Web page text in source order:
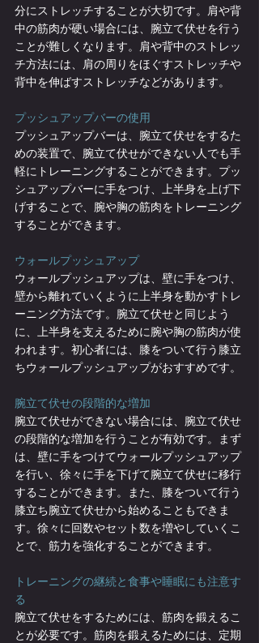
分にストレッチすることが大切です。肩や背
中の筋肉が硬い場合には、腕立て伏せを行う
ことが難しくなります。肩や背中のストレッ
チ方法には、肩の周りをほぐすストレッチや
背中を伸ばすストレッチなどがあります。
プッシュアップバーの使用
プッシュアップバーは、腕立て伏せをするた
めの装置で、腕立て伏せができない人でも手
軽にトレーニングすることができます。プッ
シュアップバーに手をつけ、上半身を上げ下
げすることで、腕や胸の筋肉をトレーニング
することができます。
ウォールプッシュアップ
ウォールプッシュアップは、壁に手をつけ、
壁から離れていくように上半身を動かすトレ
ーニング方法です。腕立て伏せと同じよう
に、上半身を支えるために腕や胸の筋肉が使
われます。初心者には、膝をついて行う膝立
ちウォールプッシュアップがおすすめです。
腕立て伏せの段階的な増加
腕立て伏せができない場合には、腕立て伏せ
の段階的な増加を行うことが有効です。まず
は、壁に手をつけてウォールプッシュアップ
を行い、徐々に手を下げて腕立て伏せに移行
することができます。また、膝をついて行う
膝立ち腕立て伏せから始めることもできま
す。徐々に回数やセット数を増やしていくこ
とで、筋力を強化することができます。
トレーニングの継続と食事や睡眠にも注意す
る
腕立て伏せをするためには、筋肉を鍛えるこ
とが必要です。筋肉を鍛えるためには、定期